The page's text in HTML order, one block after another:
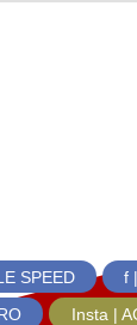
SPEED
f
Insta |